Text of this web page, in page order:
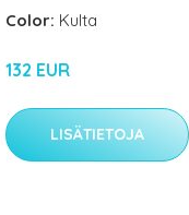
Color: Kulta
132 EUR
LISÄTIETOJA